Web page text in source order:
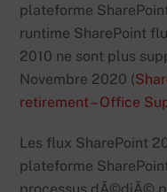
plateforme
runtime SharePoint
2010 ne sont plus
Novembre 2020 (
retirement – Office
Les flux SharePoint
plateforme